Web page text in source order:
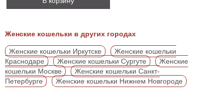
Женские кошельки в других городах
Женские кошельки Иркутске
Женские кошельки
Краснодаре
Женские кошельки Сургуте
Женские
кошельки Москве
Женские кошельки Санкт-
Петербурге
Женские кошельки Нижнем Новгороде